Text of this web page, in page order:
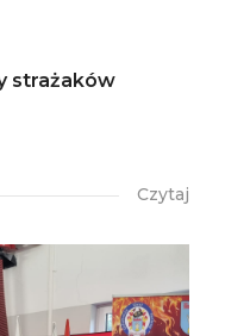
strażaków
Czytaj